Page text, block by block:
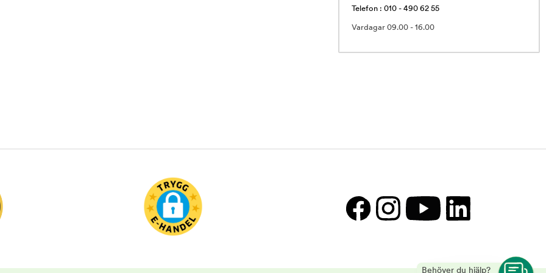
Behöver du hjälp?
Telefon : 010 - 490 62 55
Vardagar 09.00 - 16.00